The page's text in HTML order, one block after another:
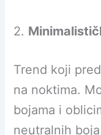
2.
Trend koji
na noktima.
bojama i
neutralnih